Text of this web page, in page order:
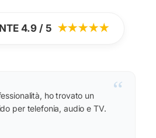
4.9 / 5 ★★★★★
“
ho trovato un
per telefonia, audio e TV.